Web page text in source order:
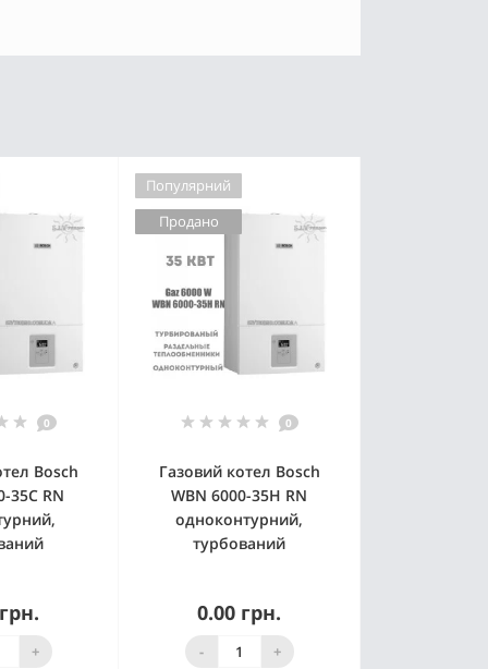
0
Bosch
35C RN
+
Популярний
Продано
0
Газовий котел Bosch
WBN 6000-35H RN
одноконтурний,
турбований
0.00 грн.
- +
Немає в наявності